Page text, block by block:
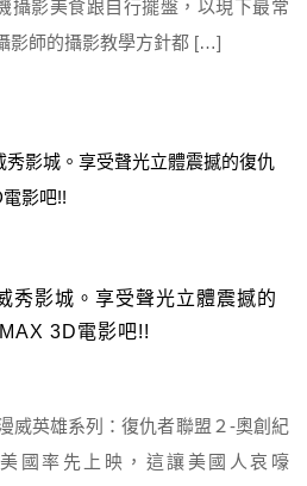
攝影美食跟自行擺盤，以現下最常
影師的攝影教學方針都 […]
秀影城。享受聲光立體震撼的
3D電影吧!!
威英雄系列：復仇者聯盟２-奧創紀
國率先上映，這讓美國人哀嚎